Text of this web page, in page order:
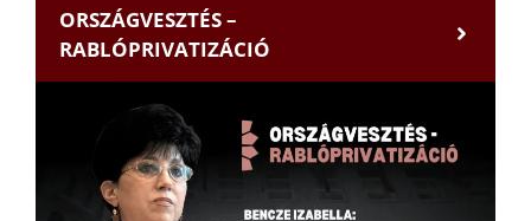
ORSZÁGVESZTÉS –
RABLÓPRIVATIZÁCIÓ